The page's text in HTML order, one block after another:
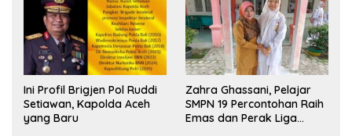
Ini Profil Brigjen Pol Ruddi
Setiawan, Kapolda Aceh
yang Baru
Zahra Ghassani, Pelajar
SMPN 19 Percontohan Raih
Emas dan Perak Liga